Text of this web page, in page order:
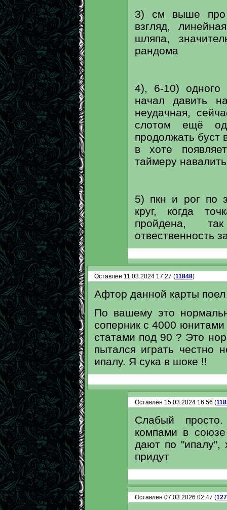
3) см выше про
взгляд,
шляпа,
рандома
4), 6-10)
начал давить
неудачная,
слотом ещё
продолжать буст
в хоте
таймеру
5) пкн и рог по
круг, когда
пройдена,
отвественность
Оставлен 11.03.2024 17:27 (11848)
Афтор данной карты поел
По вашему это
соперник с 4000
статами под 90 ? Это
пытался играть честно
ипалу. Я сука в шоке !!
Оставлен 15.03.2024 16:56 (
Слабый
компами в
дают по "ипалу",
придут
Оставлен 07.03.2026 02:47 (